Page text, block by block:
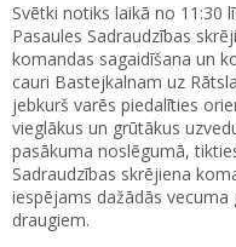
Svētki notiks laikā no 11:30
Pasaules Sadraudzības
komandas sagaidīšana un
cauri Bastejkalnam uz
jebkurš varēs piedalīties
vieglākus un grūtākus
pasākuma noslēgumā,
Sadraudzības skrējiena
iespējams dažādās
draugiem.